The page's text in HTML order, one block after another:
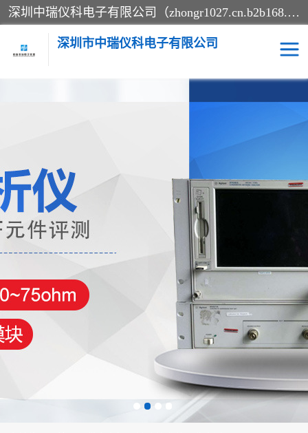
深圳中瑞仪科电子有限公司（zhongr1027.cn.b2b168.com）主要从事回收二手仪器，工厂仪器，回收示波器，KeysightE4980A，FLUKE754，MT8852B，IFR3920，Agilent N4010A，MT8852B等业务，全国统一热线：13570873835。深圳中瑞仪科电子有限公司整批或单出，专业评估高价回收工厂闲置仪器。
深圳市中瑞仪科电子有限公司
电阻-功率计 频谱分析仪
万用表 综合测试仪
蓝牙测试仪 网络分析仪
过程校验仪 电桥测试仪
泰克示波器 电池测试仪
函数信号发生器
校准件
阻抗分析仪